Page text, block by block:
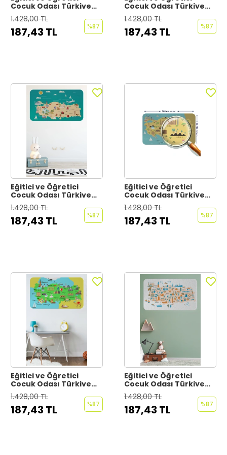
Cocuk Odası Türkiye
Haritası Duvar Sticker-
60x105-3880
1.428,00 TL
187,43 TL %87
Cocuk Odası Türkiye
Haritası Duvar Sticker-
60x105-3879
1.428,00 TL
187,43 TL %87
Eğitici ve Öğretici
Cocuk Odası Türkiye
Haritası Duvar Sticker-
60x105-3878
1.428,00 TL
187,43 TL %87
Eğitici ve Öğretici
Cocuk Odası Türkiye
Haritası Duvar Sticker-
60x105-3877
1.428,00 TL
187,43 TL %87
Eğitici ve Öğretici
Cocuk Odası Türkiye
Haritası Duvar Sticker-
60x105-3876
1.428,00 TL
187,43 TL %87
Eğitici ve Öğretici
Cocuk Odası Türkiye
Haritası Duvar Sticker-
60x105-3875
1.428,00 TL
187,43 TL %87